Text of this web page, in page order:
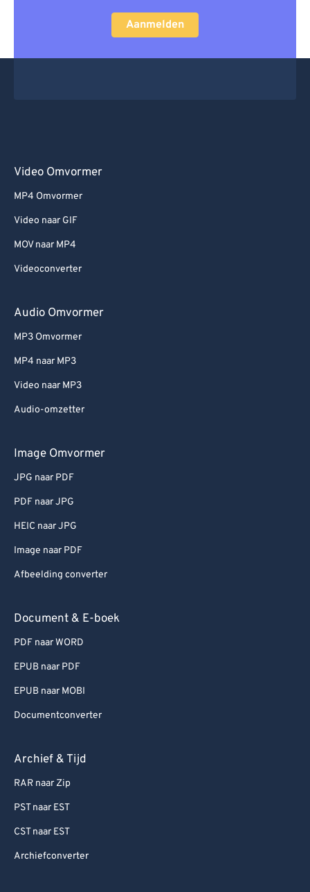
Aanmelden
Video Omvormer
MP4 Omvormer
Video naar GIF
MOV naar MP4
Videoconverter
Audio Omvormer
MP3 Omvormer
MP4 naar MP3
Video naar MP3
Audio-omzetter
Image Omvormer
JPG naar PDF
PDF naar JPG
HEIC naar JPG
Image naar PDF
Afbeelding converter
Document & E-boek
PDF naar WORD
EPUB naar PDF
EPUB naar MOBI
Documentconverter
Archief & Tijd
RAR naar Zip
PST naar EST
CST naar EST
Archiefconverter